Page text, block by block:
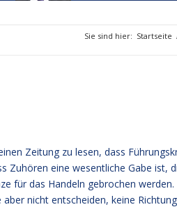
Sie sind hier: Startseite
Zeitung zu lesen, dass
Zuhören eine wesentliche Gabe ist,
für das Handeln gebrochen werden.
nicht entscheiden, keine Richtung